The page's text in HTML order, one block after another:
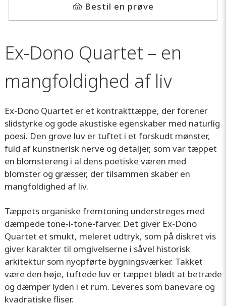
Bestil en prøve
Ex-Dono Quartet – en
mangfoldighed af liv
Ex-Dono Quartet er et kontrakttæppe, der forener
slidstyrke og gode akustiske egenskaber med naturlig
poesi. Den grove luv er tuftet i et forskudt mønster,
fuld af kunstnerisk nerve og detaljer, som var tæppet
en blomstereng i al dens poetiske væren med
blomster og græsser, der tilsammen skaber en
mangfoldighed af liv.
Tæppets organiske fremtoning understreges med
dæmpede tone-i-tone-farver. Det giver Ex-Dono
Quartet et smukt, meleret udtryk, som på diskret vis
giver karakter til omgivelserne i såvel historisk
arkitektur som nyopførte bygningsværker. Takket
være den høje, tuftede luv er tæppet blødt at betræde
og dæmper lyden i et rum. Leveres som banevare og
kvadratiske fliser.